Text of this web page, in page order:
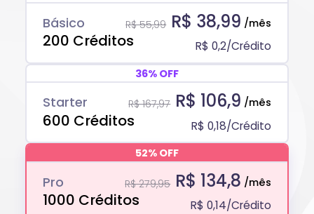
Básico R$ 55,99 R$ 38,99 /mês
R$ 0,2/Crédito
200 Créditos
36% OFF
Starter R$ 167,97 R$ 106,9 /mês
R$ 0,18/Crédito
600 Créditos
52% OFF
Pro R$ 279,95 R$ 134,8 /mês
R$ 0,14/Crédito
1000 Créditos